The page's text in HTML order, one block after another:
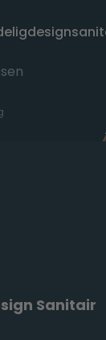
Sanitair